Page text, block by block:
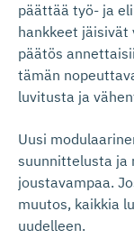
päättää työ- ja
hankkeet
päätös
tämän
luvitusta ja
Uusi
suunnittelusta ja
joustavampaa.
muutos, kaikkia
uudelleen.